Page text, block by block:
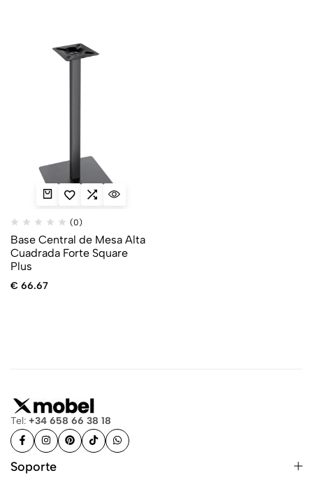
(0)
Base Central de Mesa Alta
Cuadrada Forte Square
Plus
€ 66.67
Tel: +34 658 66 38 18
Soporte